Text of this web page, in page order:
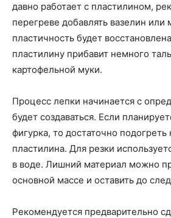
давно работает с пластилином,
перегреве добавлять вазелин или
пластичность будет
пластилину прибавит немного
картофельной муки.
Процесс лепки начинается с
будет создаваться. Если
фигурка, то достаточно
пластилина. Для резки
в воде. Лишний материал можно
основной массе и оставить до
Рекомендуется предварительно